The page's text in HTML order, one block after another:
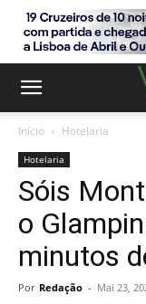
Início Hotelaria
Hotelaria
Sóis
o
minutos
Por Redação - Mai 23,